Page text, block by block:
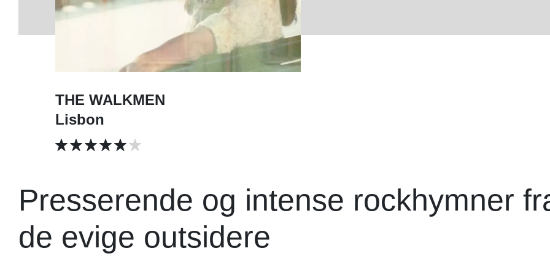
THE WALKMEN
Lisbon
Presserende og intense rockhymner
de evige outsidere